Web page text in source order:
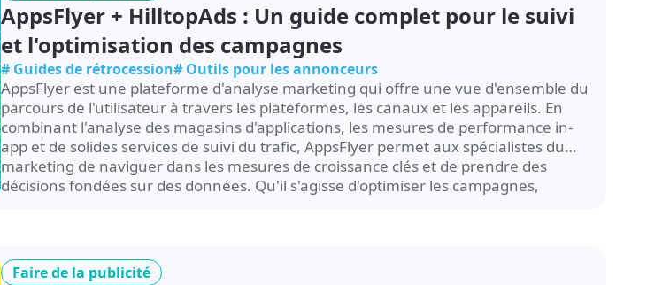
AppsFlyer + HilltopAds : Un guide complet pour le suivi
et l'optimisation des campagnes
# Guides de rétrocession# Outils pour les annonceurs
AppsFlyer est une plateforme d'analyse marketing qui offre une vue d'ensemble du
parcours de l'utilisateur à travers les plateformes, les canaux et les appareils. En
combinant l'analyse des magasins d'applications, les mesures de performance in-
app et de solides services de suivi du trafic, AppsFlyer permet aux spécialistes du
marketing de naviguer dans les mesures de croissance clés et de prendre des
décisions fondées sur des données. Qu'il s'agisse d'optimiser les campagnes,
Faire de la publicité